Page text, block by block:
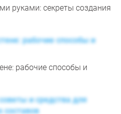
руками: секреты создания
рабочие способы и